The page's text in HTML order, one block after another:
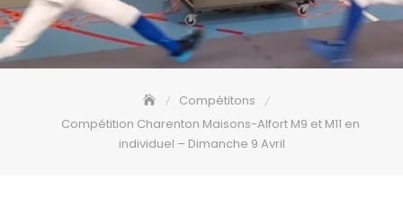
Compétitons
Compétition Charenton Maisons-Alfort M9 et M11 en
individuel – Dimanche 9 Avril